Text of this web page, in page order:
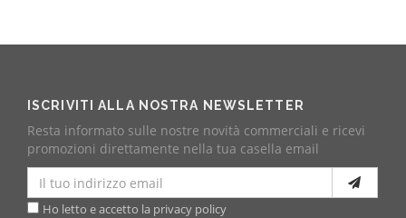
ISCRIVITI ALLA NOSTRA NEWSLETTER
Resta informato sulle nostre novità commerciali e ricevi
promozioni direttamente nella tua casella email
Ho letto e accetto la privacy policy